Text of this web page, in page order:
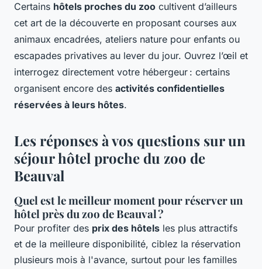
Certains hôtels proches du zoo cultivent d’ailleurs
cet art de la découverte en proposant courses aux
animaux encadrées, ateliers nature pour enfants ou
escapades privatives au lever du jour. Ouvrez l’œil et
interrogez directement votre hébergeur : certains
organisent encore des activités confidentielles
réservées à leurs hôtes.
Les réponses à vos questions sur un
séjour hôtel proche du zoo de
Beauval
Quel est le meilleur moment pour réserver un
hôtel près du zoo de Beauval ?
Pour profiter des prix des hôtels les plus attractifs
et de la meilleure disponibilité, ciblez la réservation
plusieurs mois à l'avance, surtout pour les familles